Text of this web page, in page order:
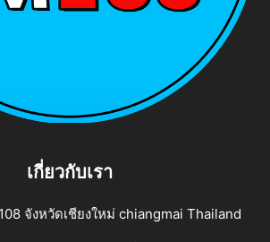
เกี่ยวกับเรา
จังหวัดเชียงใหม่ chiangmai Thailand